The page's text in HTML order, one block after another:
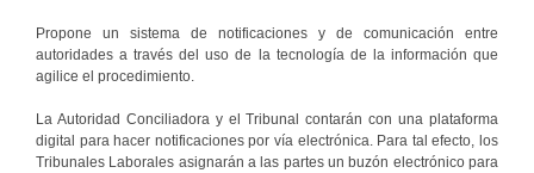
Propone un sistema de notificaciones y de comunicación entre
autoridades a través del uso de la tecnología de la información que
agilice el procedimiento.
La Autoridad Conciliadora y el Tribunal contarán con una plataforma
digital para hacer notificaciones por vía electrónica. Para tal efecto, los
Tribunales Laborales asignarán a las partes un buzón electrónico para